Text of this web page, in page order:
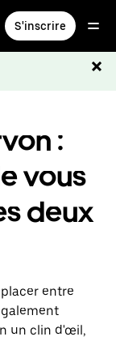
S'inscrire
:
vous
deux
entre
un clin d'œil,